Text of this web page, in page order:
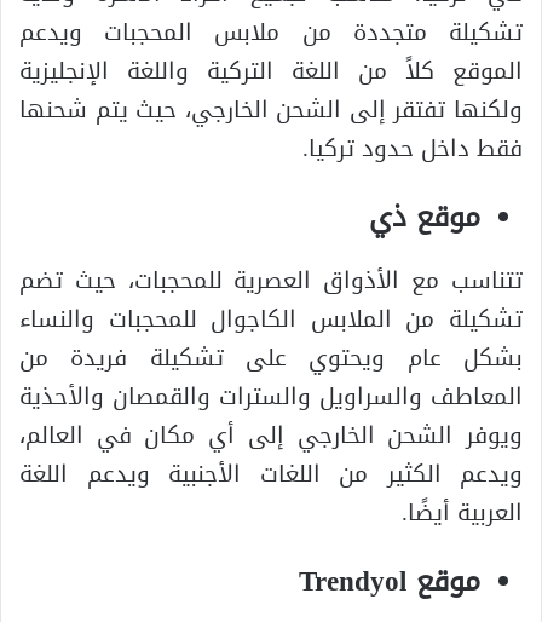
تشكيلة متجددة من ملابس المحجبات ويدعم
الموقع كلاً من اللغة التركية واللغة الإنجليزية
ولكنها تفتقر إلى الشحن الخارجي، حيث يتم شحنها
فقط داخل حدود تركيا.
موقع ذي
تتناسب مع الأذواق العصرية للمحجبات، حيث تضم
تشكيلة من الملابس الكاجوال للمحجبات والنساء
بشكل عام ويحتوي على تشكيلة فريدة من
المعاطف والسراويل والسترات والقمصان والأحذية
ويوفر الشحن الخارجي إلى أي مكان في العالم،
ويدعم الكثير من اللغات الأجنبية ويدعم اللغة
العربية أيضًا.
موقع Trendyol